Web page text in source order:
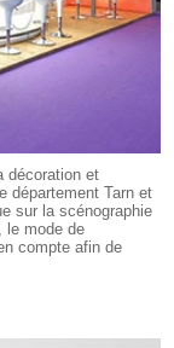
décoration et
département Tarn et
sur la scénographie
le mode de
compte afin de